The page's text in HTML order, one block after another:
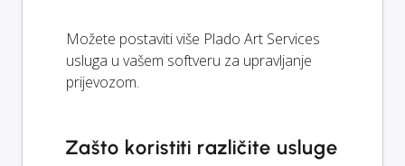
Možete postaviti više Plado Art Services
usluga u vašem softveru za upravljanje
prijevozom.
Zašto koristiti različite usluge